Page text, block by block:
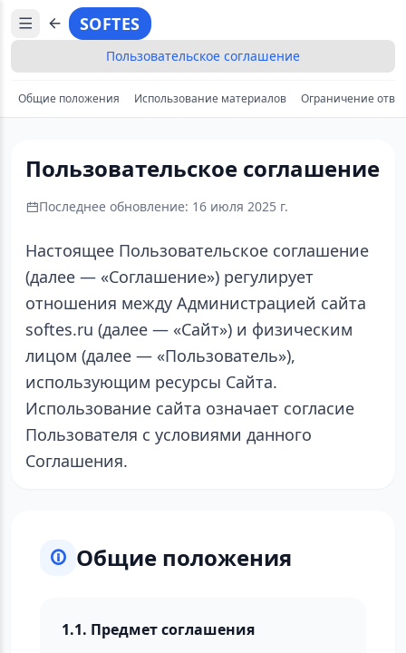
SOFTES
Пользовательское соглашение
Общие положения Использование материалов Ограничение
Пользовательское соглашение
Последнее обновление: 16 июля 2025 г.
Настоящее Пользовательское соглашение
(далее — «Соглашение») регулирует
отношения между Администрацией сайта
softes.ru (далее — «Сайт») и физическим
лицом (далее — «Пользователь»),
использующим ресурсы Сайта.
Использование сайта означает согласие
Пользователя с условиями данного
Соглашения.
Общие положения
1.1. Предмет соглашения